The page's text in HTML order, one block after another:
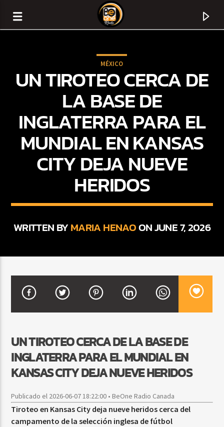
TITLE
DJ MIX
12:00 AM 2:00 AM
MÉXICO
UN TIROTEO CERCA DE
LA BASE DE
INGLATERRA PARA EL
MUNDIAL EN KANSAS
CITY DEJA NUEVE
HERIDOS
WRITTEN BYMARIA HENAOON JUNE 7, 2026
UN TIROTEO CERCA DE LA BASE DE
INGLATERRA PARA EL MUNDIAL EN
KANSAS CITY DEJA NUEVE HERIDOS
Publicado el 2026-06-07 18:22:00 • BeOne Radio Canada
Tiroteo en Kansas City deja nueve heridos cerca del
campamento de la selección inglesa de fútbol